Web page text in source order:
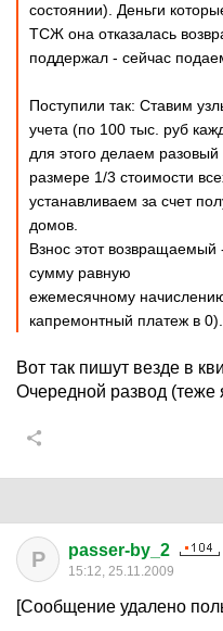
состоянии). Деньги
ТСЖ она отказалась
поддержал - сейчас
Поступили так: Ставим
учета (по 100 тыс. руб
для этого делаем
размере 1/3 стоимости
устанавливаем за счет
домов.
Взнос этот
сумму равную
ежемесячному
капремонтный платеж в 0).
Вот так пишут везде в
Очередной развод (теже
P passer-by_2
15:12, 25.11.2009
[Сообщение удалено